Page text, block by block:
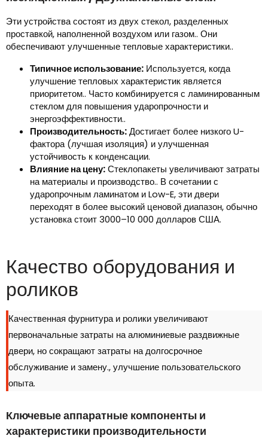
Эти устройства состоят из двух стекол, разделенных
проставкой, наполненной воздухом или газом.. Они
обеспечивают улучшенные тепловые характеристики..
Типичное использование: Используется, когда
улучшение тепловых характеристик является
приоритетом.. Часто комбинируется с ламинированным
стеклом для повышения ударопрочности и
энергоэффективности..
Производительность:Достигает более низкого U-
фактора (лучшая изоляция) и улучшенная
устойчивость к конденсации.
Влияние на цену:Стеклопакеты увеличивают затраты
на материалы и производство.. В сочетании с
ударопрочным ламинатом и Low-E, эти двери
переходят в более высокий ценовой диапазон, обычно
установка стоит 3000–10 000 долларов США.
Качество оборудования и
роликов
Качественная фурнитура и ролики увеличивают
первоначальные затраты на алюминиевые раздвижные
двери, но сокращают затраты на долгосрочное
обслуживание и замену., улучшение пользовательского
опыта.
Ключевые аппаратные компоненты и
характеристики производительности